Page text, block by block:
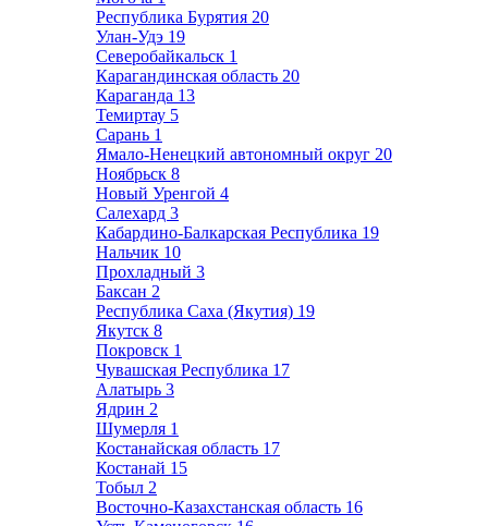
Республика Бурятия 20
Улан-Удэ 19
Северобайкальск 1
Карагандинская область 20
Караганда 13
Темиртау 5
Сарань 1
Ямало-Ненецкий автономный округ 20
Ноябрьск 8
Новый Уренгой 4
Салехард 3
Кабардино-Балкарская Республика 19
Нальчик 10
Прохладный 3
Баксан 2
Республика Саха (Якутия) 19
Якутск 8
Покровск 1
Чувашская Республика 17
Алатырь 3
Ядрин 2
Шумерля 1
Костанайская область 17
Костанай 15
Тобыл 2
Восточно-Казахстанская область 16